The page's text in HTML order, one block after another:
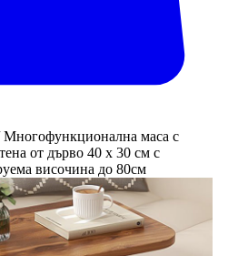
Многофункционална маса с
от дърво 40 x 30 см с
височина до 80см